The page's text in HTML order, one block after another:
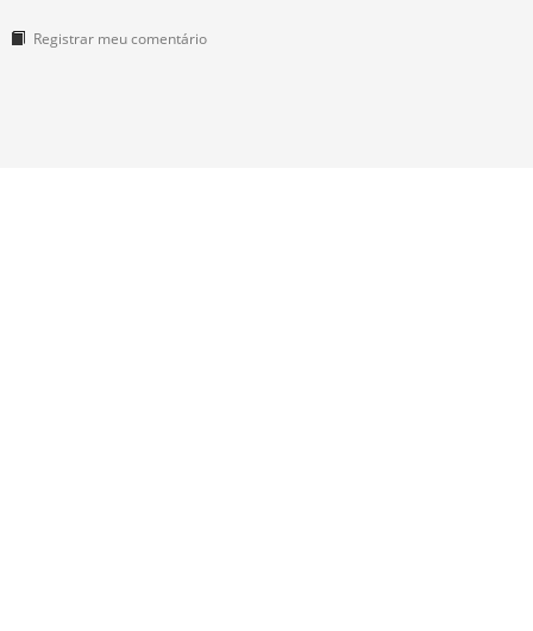
Registrar meu comentário